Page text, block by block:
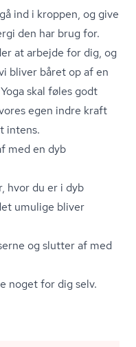
ind i kroppen, og give
den har brug for.
at arbejde for dig, og
bliver båret op af en
skal føles godt
egen indre kraft
intens.
med en dyb
hvor du er i dyb
umulige bliver
og slutter af med
noget for dig selv.